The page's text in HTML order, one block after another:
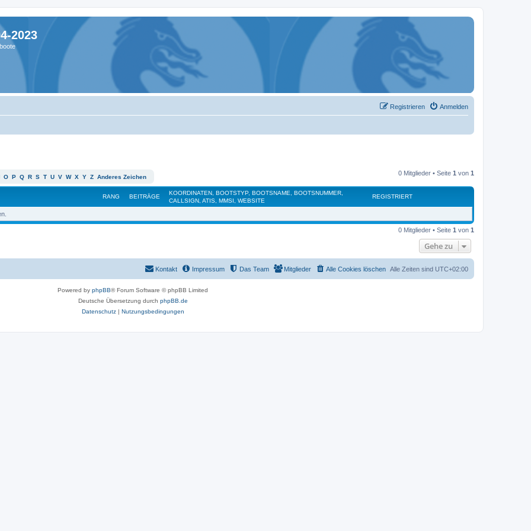
2023
Anmelden
Registrieren
O P Q R S T U V W X Y Z Anderes Zeichen
0 Mitglieder • Seite 1 von 1
RANG BEITRÄGE
KOORDINATEN, BOOTSTYP, BOOTSNAME, BOOTSNUMMER,
CALLSIGN, ATIS, MMSI, WEBSITE
REGISTRIERT
0 Mitglieder • Seite 1 von 1
Gehe zu
Alle Zeiten sind UTC+02:00
Alle Cookies löschen
Mitglieder
Das Team
Impressum
Kontakt
Powered by phpBB® Forum Software © phpBB Limited
Deutsche Übersetzung durch phpBB.de
Datenschutz| Nutzungsbedingungen